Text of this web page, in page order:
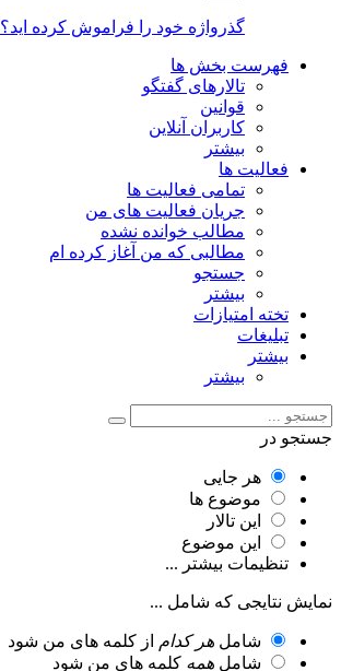
گذرواژه خود را فراموش کرده اید؟
فهرست بخش ها
تالارهای گفتگو
قوانین
کاربران آنلاین
بیشتر
فعالیت ها
تمامی فعالیت ها
جریان فعالیت های من
مطالب خوانده نشده
مطالبی که من آغاز کرده ام
جستجو
بیشتر
تخته امتیازات
تبلیغات
بیشتر
بیشتر
جستجو در
هر جایی
موضوع ها
این تالار
این موضوع
تنظیمات بیشتر ...
نمایش نتایجی که شامل ...
شامل هر کدام از کلمه های من شود
شامل همه کلمه های من شود